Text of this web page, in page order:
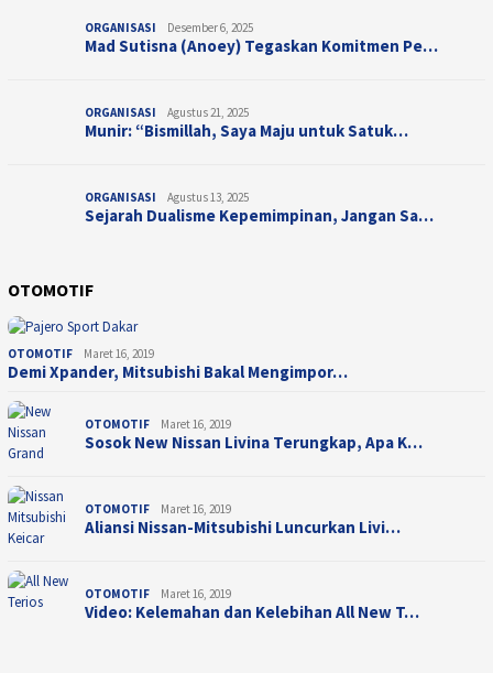
ORGANISASI Desember 6, 2025
Mad Sutisna (Anoey) Tegaskan Komitmen Pe…
ORGANISASI Agustus 21, 2025
Munir: “Bismillah, Saya Maju untuk Satuk…
ORGANISASI Agustus 13, 2025
Sejarah Dualisme Kepemimpinan, Jangan Sa…
OTOMOTIF
OTOMOTIF Maret 16, 2019
Demi Xpander, Mitsubishi Bakal Mengimpor…
OTOMOTIF Maret 16, 2019
Sosok New Nissan Livina Terungkap, Apa K…
OTOMOTIF Maret 16, 2019
Aliansi Nissan-Mitsubishi Luncurkan Livi…
OTOMOTIF Maret 16, 2019
Video: Kelemahan dan Kelebihan All New T…